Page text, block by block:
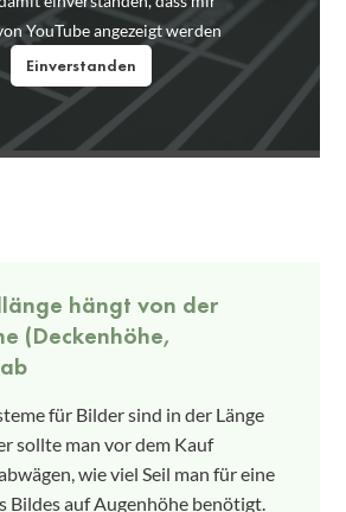
YouTube angezeigt werden
Einverstanden
hängt von der
(Deckenhöhe,
für Bilder sind in der Länge
sollte man vor dem Kauf
wie viel Seil man für eine
Bildes auf Augenhöhe benötigt.